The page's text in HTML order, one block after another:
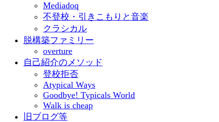
Mediadoq
不登校・引きこもりと音楽
クラシカル
脱構築ファミリー
overture
自己紹介のメソッド
登校拒否
Atypical Ways
Goodbye! Typicals World
Walk is cheap
旧ブログ等